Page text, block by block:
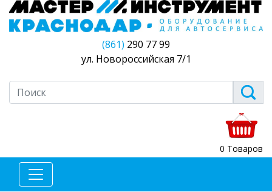
(861) 290 77 99
ул. Новороссийская 7/1
0 Товаров